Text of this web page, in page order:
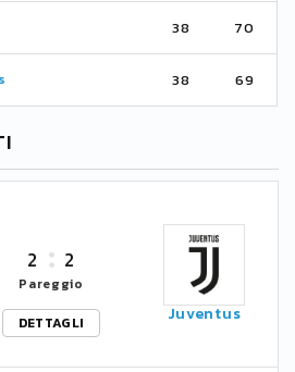
38 70
38 69
2 2
Pareggio
DETTAGLI
Juventus